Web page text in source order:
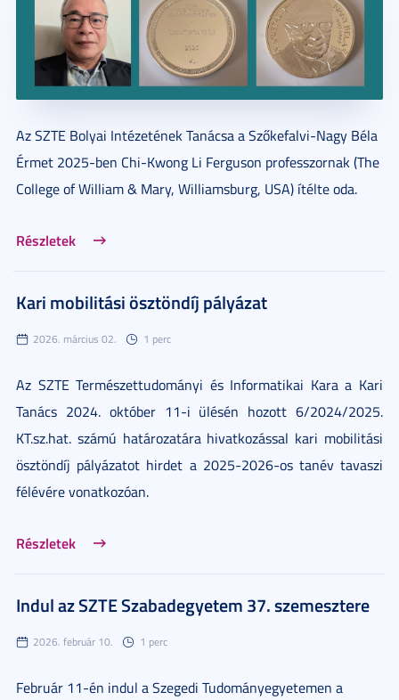
Az SZTE Bolyai Intézetének Tanácsa a Szőkefalvi-Nagy Béla
Érmet 2025-ben Chi-Kwong Li Ferguson professzornak (The
College of William & Mary, Williamsburg, USA) ítélte oda.
Részletek
Kari mobilitási ösztöndíj pályázat
2026. március 02. 1 perc
Az SZTE Természettudományi és Informatikai Kara a Kari
Tanács 2024. október 11-i ülésén hozott 6/2024/2025.
KT.sz.hat. számú határozatára hivatkozással kari mobilitási
ösztöndíj pályázatot hirdet a 2025-2026-os tanév tavaszi
félévére vonatkozóan.
Részletek
Indul az SZTE Szabadegyetem 37. szemesztere
2026. február 10. 1 perc
Február 11-én indul a Szegedi Tudományegyetemen a